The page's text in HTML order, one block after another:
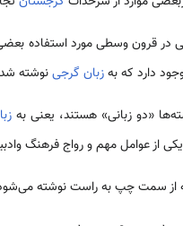
در قرون وسطی مورد استفاده
دارد که بهزبان گرجینوشته
«دو زبانی» هستند، یعنی به
از عوامل مهم و رواج فرهنگ